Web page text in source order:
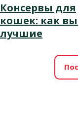
Консервы для
кошек: как
лучшие